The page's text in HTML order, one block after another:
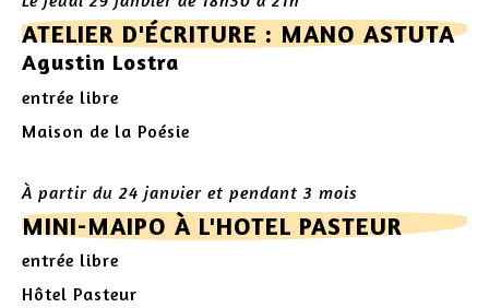
ATELIER D'ÉCRITURE : MANO ASTUTA
Agustin Lostra
entrée libre
Maison de la Poésie
À partir du 24 janvier et pendant 3 mois
MINI-MAIPO À L'HOTEL PASTEUR
entrée libre
Hôtel Pasteur